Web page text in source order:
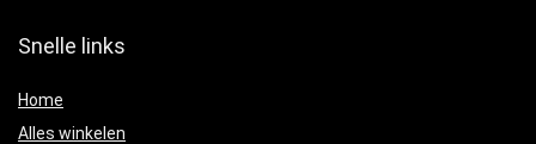
Snelle links
Home
Alles winkelen